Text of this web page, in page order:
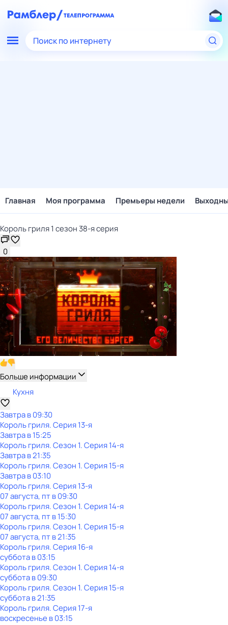
Поиск по интернету
Главная Моя программа Премьеры недели
Король гриля 1 сезон 38-я серия
0
Больше информации
Кухня
Завтра в 09:30
Король гриля. Серия 13-я
Завтра в 15:25
Король гриля. Сезон 1. Серия 14-я
Завтра в 21:35
Король гриля. Сезон 1. Серия 15-я
Завтра в 03:10
Король гриля. Серия 13-я
07 августа, пт в 09:30
Король гриля. Сезон 1. Серия 14-я
07 августа, пт в 15:30
Король гриля. Сезон 1. Серия 15-я
07 августа, пт в 21:35
Король гриля. Серия 16-я
субботав03:15
Король гриля. Сезон 1. Серия 14-я
субботав09:30
Король гриля. Сезон 1. Серия 15-я
субботав21:35
Король гриля. Серия 17-я
воскресенье в03:15